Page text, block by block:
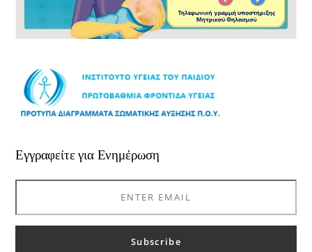
Εγγραφείτε για Ενημέρωση